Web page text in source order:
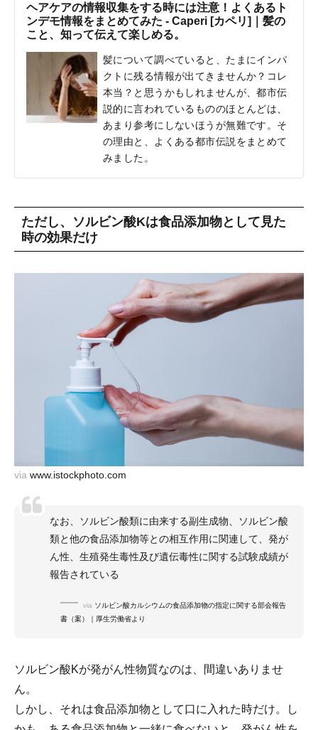
ヘアケアの情報収集をする時には注意！よくあるト
ンデモ情報をまとめてみた - Caperi [カペリ]｜髪の
こと、知って伝えて楽しめる。
髪について調べていると、たまにインパ
クトに残る情報が出てきませんか？コレ
本当？と思うかもしれませんが、都市伝
説的に言われているもののほとんどは、
あまり参考にしないほうが無難です。そ
の理由と、よくある都市伝説をまとめて
みました。
ただし、ソルビン酸Kは食品添加物として見た
時の効果だけ
via www.istockphoto.com
なお、ソルビン酸類に由来する副生成物、ソルビン酸
類と他の食品添加物等との相互作用に関連して、発が
ん性、生殖発生毒性及び遺伝毒性に関する試験成績が
報告されている
via ソルビン酸カルシウムの食品添加物の指定に関する部会報告
書（案）｜厚生労働省より
ソルビン酸Kが発がん性物質なのは、間違いありませ
ん。
しかし、それは食品添加物として口に入れた時だけ。し